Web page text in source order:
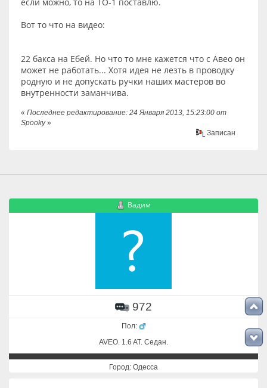
Вот то что на видео:
22 бакса на Ебей. Но что то мне кажется что с Авео он
может не работать... Хотя идея не лезть в проводку
родную и не допускать ручки наших мастеров во
внутренности заманчива.
« Последнее редактирование: 24 Января 2013, 15:23:00 от
Spooky»
Записан
Вадим
972
Пол:
AVEO. 1.6 AT. Cедан.
Город: Одесса